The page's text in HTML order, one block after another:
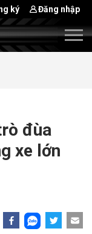
ký Đăng nhập
đùa
xe lớn